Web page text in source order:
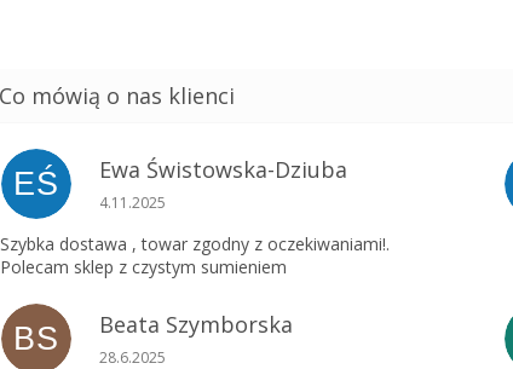
EŚ Ewa Świstowska-Dziuba
Ocena sklepu to 5 na 5 gwiazdek.
4.11.2025
Szybka dostawa , towar zgodny z oczekiwaniami!.
Polecam sklep z czystym sumieniem
BS Beata Szymborska
Ocena sklepu to 5 na 5 gwiazdek.
28.6.2025